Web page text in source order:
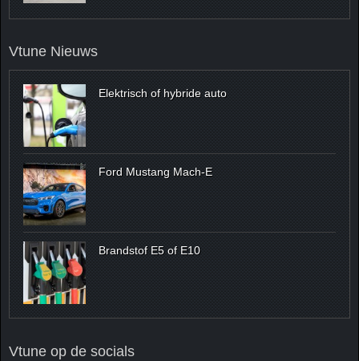
Vtune Nieuws
Elektrisch of hybride auto
Ford Mustang Mach-E
Brandstof E5 of E10
Vtune op de socials